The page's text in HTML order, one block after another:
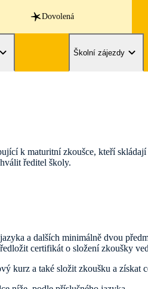
Dovolená
Školní zájezdy
k maturitní zkoušce, kteří
ředitel školy.
a dalších minimálně dvou
certifikát o složení zkoušky
kurz a také složit zkoušku a získat